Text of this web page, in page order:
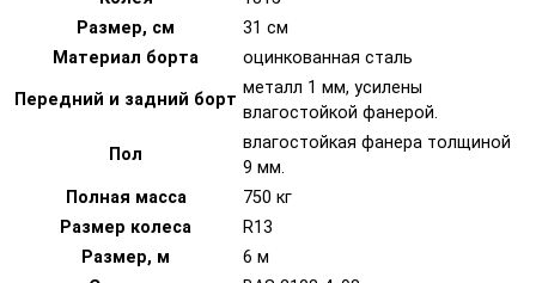
Размер, см
31 см
Материал борта
оцинкованная сталь
Передний и задний борт
металл 1 мм, усилены
влагостойкой фанерой.
Пол
влагостойкая фанера толщиной
9 мм.
Полная масса
750 кг
Размер колеса
R13
Размер, м
6 м